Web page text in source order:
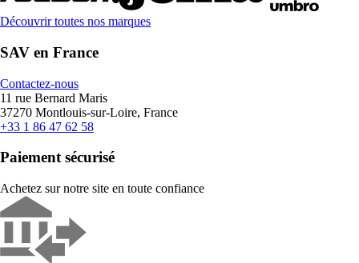
Découvrir toutes nos marques
SAV en France
Contactez-nous
11 rue Bernard Maris
37270 Montlouis-sur-Loire, France
+33 1 86 47 62 58
Paiement sécurisé
Achetez sur notre site en toute confiance